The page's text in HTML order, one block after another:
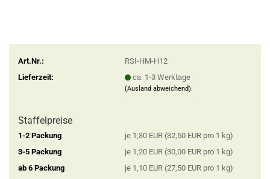
Art.Nr.:
RSI-HM-H12
Lieferzeit:
ca. 1-3 Werktage
(Ausland abweichend)
Staffelpreise
1-2 Packung
je 1,30 EUR (32,50 EUR pro 1 kg)
3-5 Packung
je 1,20 EUR (30,00 EUR pro 1 kg)
ab 6 Packung
je 1,10 EUR (27,50 EUR pro 1 kg)